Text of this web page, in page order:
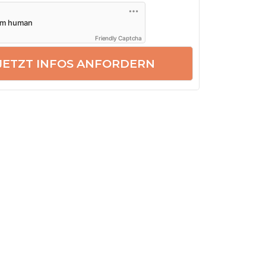
Friendly Captcha